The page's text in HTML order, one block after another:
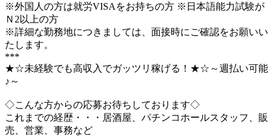
※外国人の方は就労VISAをお持ちの方 ※日本語能力試験が
Ｎ2以上の方
※詳細な勤務地につきましては、面接時にご確認をお願いい
たします。
***
★☆未経験でも高収入でガッツリ稼げる！★☆～週払い可能
♪～
◇こんな方からの応募お待ちしております◇
これまでの経歴・・・居酒屋、パチンコホールスタッフ、販
売、営業、事務など